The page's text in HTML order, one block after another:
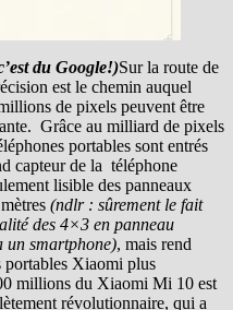
du Google!)Sur la route de
est le chemin auquel
de pixels peuvent être
Grâce au milliard de pixels
portables sont entrés
capteur de la téléphone
lisible des panneaux
(ndlr : sûrement le fait
des 4×3 en panneau
un smartphone), mais rend
portables Xiaomi plus
millions du Xiaomi Mi 10 est
révolutionnaire, qui a